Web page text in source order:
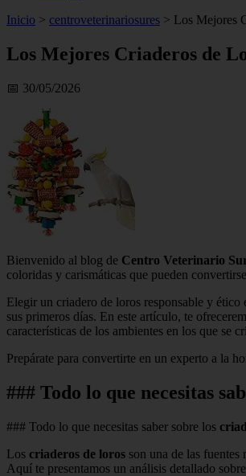
Inicio > centroveterinariosures > Los Mejores
Los Mejores Criaderos de
📅 30/05/2026
Bienvenido al blog de Centro Veterinario
coloridas y carismáticas que pueden
Elegir un criadero de loros responsable y ético
sus primeros días. En este artículo, te
características de los ambientes en los que se
Prepárate para convertirte en un experto a la
### Todo lo que necesitas
### Todo lo que necesitas saber sobre los
Los criaderos de loros son una de las
Aquí te presentamos un análisis detallado